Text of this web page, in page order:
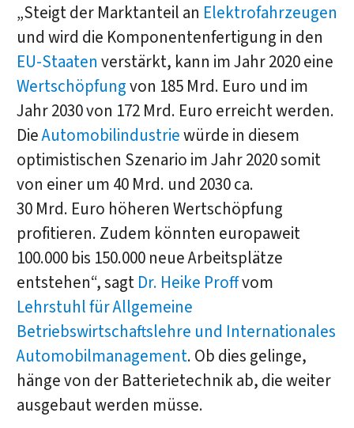
„Steigt der Marktanteil an Elektrofahrzeugen
und wird die Komponentenfertigung in den
EU-Staaten verstärkt, kann im Jahr 2020 eine
Wertschöpfungvon 185 Mrd. Euro und im
Jahr 2030 von 172 Mrd. Euro erreicht werden.
DieAutomobilindustriewürde in diesem
optimistischen Szenario im Jahr 2020 somit
von einer um 40 Mrd. und 2030 ca.
30 Mrd. Euro höheren Wertschöpfung
profitieren. Zudem könnten europaweit
100.000 bis 150.000 neue Arbeitsplätze
entstehen“, sagt Dr. Heike Proffvom
Lehrstuhl für Allgemeine
Betriebswirtschaftslehre und Internationales
Automobilmanagement. Ob dies gelinge,
hänge von der Batterietechnik ab, die weiter
ausgebaut werden müsse.